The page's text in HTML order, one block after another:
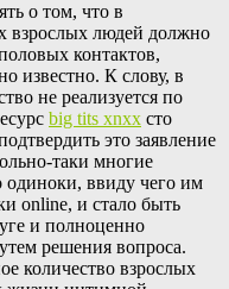
о том, что в
взрослых людей должно
контактов,
известно. К слову, в
не реализуется по
big tits xnxx сто
это заявление
таки многие
одиноки, ввиду чего им
online, и стало быть
и полноценно
решения вопроса.
количество взрослых